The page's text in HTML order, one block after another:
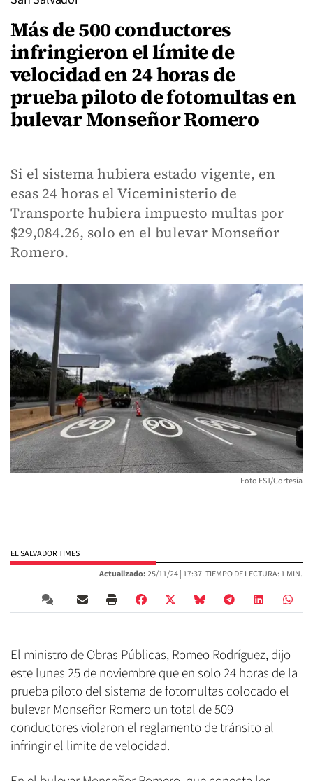
Más de 500 conductores
infringieron el límite de
velocidad en 24 horas de
prueba piloto de fotomultas en
bulevar Monseñor Romero
Si el sistema hubiera estado vigente, en
esas 24 horas el Viceministerio de
Transporte hubiera impuesto multas por
$29,084.26, solo en el bulevar Monseñor
Romero.
Foto EST/Cortesía
EL SALVADOR TIMES
Actualizado:25/11/24 | 17:37| TIEMPO DE LECTURA: 1 MIN.
El ministro de Obras Públicas, Romeo Rodríguez, dijo
este lunes 25 de noviembre que en solo 24 horas de la
prueba piloto del sistema de fotomultas colocado el
bulevar Monseñor Romero un total de 509
conductores violaron el reglamento de tránsito al
infringir el limite de velocidad.